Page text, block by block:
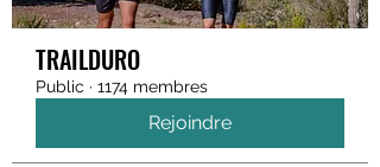
TRAILDURO
Public · 1174 membres
Rejoindre